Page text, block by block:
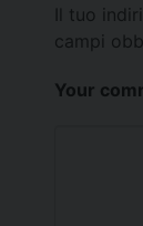
Il tuo
campi
Your